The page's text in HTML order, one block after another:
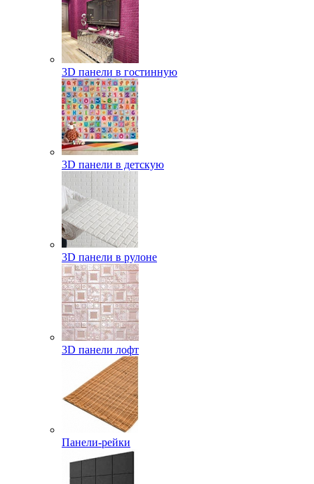
3D панели в гостинную
3D панели в детскую
3D панели в рулоне
3D панели лофт
Панели-рейки